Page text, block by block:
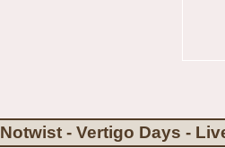
Notwist - Vertigo Days -